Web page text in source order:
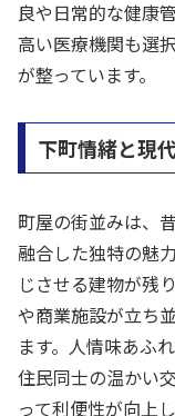
良や日常的な健康
高い医療機関も選
が整っています。
下町情緒と現
町屋の街並みは、
融合した独特の魅
じさせる建物が残
や商業施設が立ち
ます。人情味あふ
住民同士の温かい
って利便性が向上